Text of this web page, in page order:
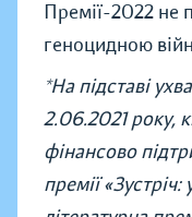
Премії-2022 не
геноцидною
*На підставі
2.06.2021 року,
фінансово
премії